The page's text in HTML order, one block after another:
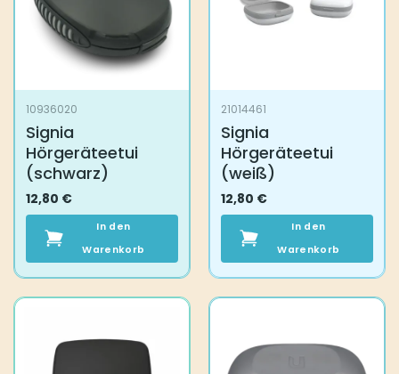
10936020
Signia
Hörgeräteetui
(schwarz)
12,80 €
In den
Warenkorb
21014461
Signia
Hörgeräteetui
(weiß)
12,80 €
In den
Warenkorb